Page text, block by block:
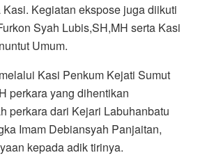
Kegiatan ekspose juga diikuti
Syah Lubis,SH,MH serta Kasi
Umum.
Kasi Penkum Kejati Sumut
perkara yang dihentikan
perkara dari Kejari Labuhanbatu
Imam Debiansyah Panjaitan,
kepada adik tirinya.